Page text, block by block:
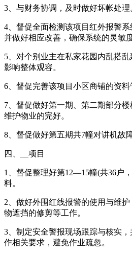
3、与财务协调，及时做好坏帐处理
4、督促全面检测该项目红外报警系
并做好相应改善，确保系统的灵敏
5、对个别业主在私家花园内乱搭
影响整体观容。
6、督促完善该项目小区商铺的资料
7、督促做好第一期、第二期部分楼
维护物业的完好。
8、督促做好第五期共7幢对讲机故
四、__项目
1、督促整理好第12—15幢(共36户
料。
2、做好外围红线报警的使用与维
物遮挡的修剪等工作。
3、制定安全警报现场跟踪与核实
作相关要求，避免作业疏忽。